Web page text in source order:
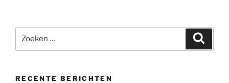
naar:
RECENTE BERICHTEN